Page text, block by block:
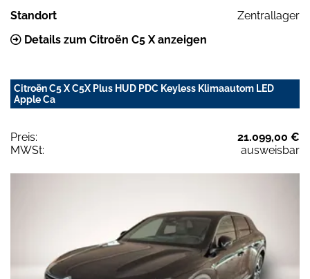
Standort
Zentrallager
Details zum Citroën C5 X anzeigen
Citroën C5 X C5X Plus HUD PDC Keyless Klimaautom LED
Apple Ca
Preis:
21.099,00 €
MWSt:
ausweisbar